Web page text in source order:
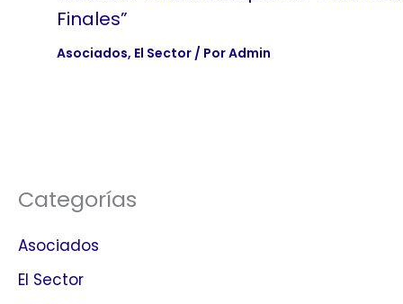
Finales”
Asociados, El Sector/ PorAdmin
Categorías
Asociados
El Sector